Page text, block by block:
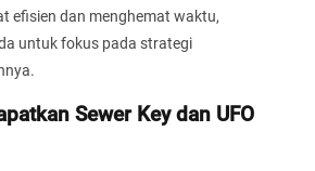
efisien dan menghemat waktu,
untuk fokus pada strategi
Sewer Key dan UFO